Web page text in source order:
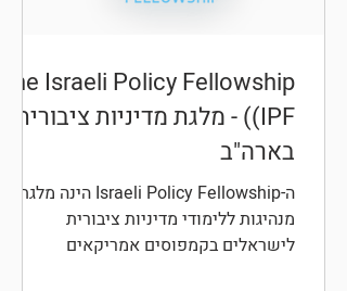
The Israeli Policy Fellowship
(IPF) - מלגת מדיניות ציבורית
בארה"ב
ה-Israeli Policy Fellowship הינה מלגת
מנהיגות ללימודי מדיניות ציבורית
לישראלים בקמפוסים אמריקאים